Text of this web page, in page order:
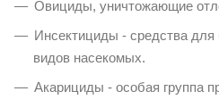
Овициды, уничтожающие
Инсектициды - средства
видов насекомых.
Акарициды - особая группа